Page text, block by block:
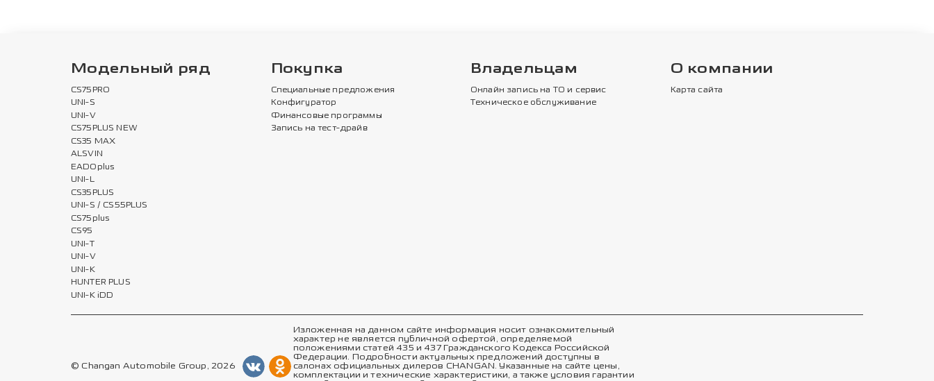
Модельный ряд
CS75PRO
UNI-S
UNI-V
CS75PLUS NEW
CS35 MAX
ALSVIN
EADOplus
UNI-L
CS35PLUS
UNI-S / CS55PLUS
CS75plus
CS95
UNI-T
UNI-V
UNI-K
HUNTER PLUS
UNI-K iDD
Покупка
Специальные предложения
Конфигуратор
Финансовые программы
Запись на тест-драйв
Владельцам
Онлайн запись на ТО и сервис
Техническое обслуживание
О компании
Карта сайта
© Changan Automobile Group, 2026
Изложенная на данном сайте информация носит ознакомительный
характер не является публичной офертой, определяемой
положениями статей 435 и 437 Гражданского Кодекса Российской
Федерации. Подробности актуальных предложений доступны в
салонах официальных дилеров CHANGAN. Указанные на сайте цены,
комплектации и технические характеристики, а также условия гарантии